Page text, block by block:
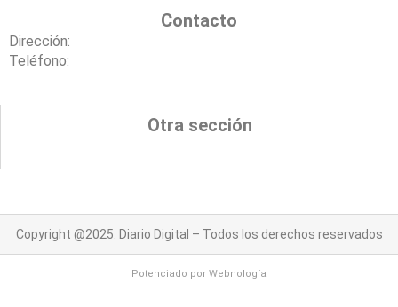
Contacto
Dirección:
Teléfono:
Otra sección
Copyright @2025. Diario Digital – Todos los derechos reservados
Potenciado por Webnología